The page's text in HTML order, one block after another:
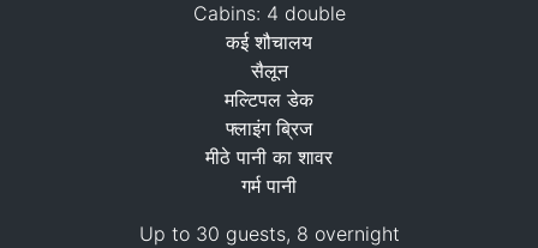
Cabins: 4 double
कई शौचालय
सैलून
मल्टिपल डेक
फ्लाइंग ब्रिज
मीठे पानी का शावर
गर्म पानी
Up to 30 guests, 8 overnight